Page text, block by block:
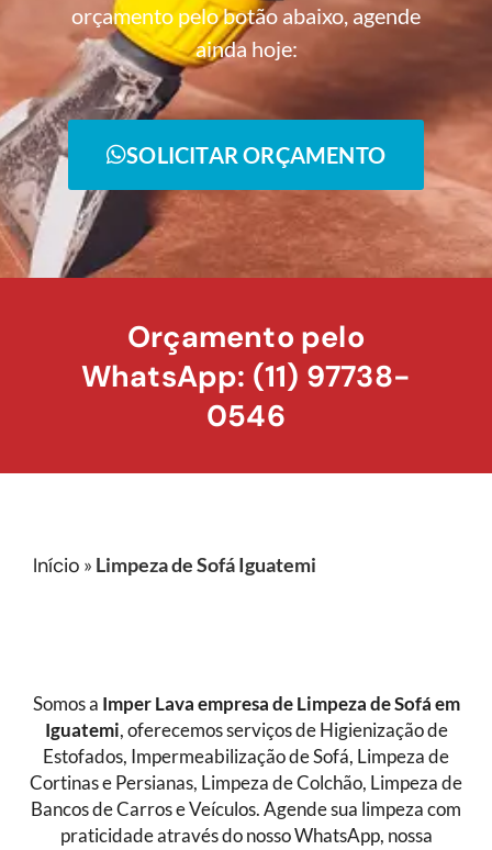
orçamento pelo botão abaixo, agende
ainda hoje:
SOLICITAR ORÇAMENTO
Orçamento pelo
WhatsApp: (11) 97738-
0546
Início » Limpeza de Sofá Iguatemi
Somos a Imper Lava empresa de Limpeza de Sofá em
Iguatemi, oferecemos serviços de Higienização de
Estofados, Impermeabilização de Sofá, Limpeza de
Cortinas e Persianas, Limpeza de Colchão, Limpeza de
Bancos de Carros e Veículos. Agende sua limpeza com
praticidade através do nosso WhatsApp, nossa